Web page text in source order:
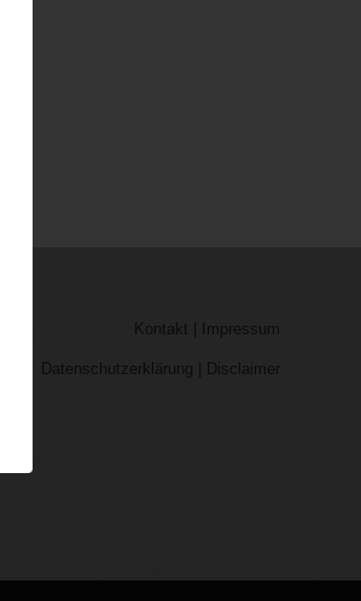
Kontakt Impressum
Datenschutzerklärung | Disclaimer